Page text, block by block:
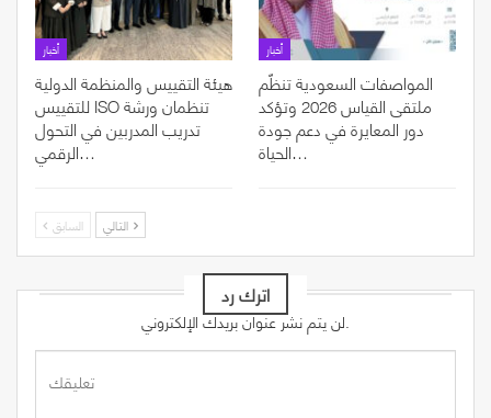
أخبار
هيئة التقييس والمنظمة الدولية
للتقييس ISO تنظمان ورشة
تدريب المدربين في التحول
الرقمي…
أخبار
المواصفات السعودية تنظّم
ملتقى القياس 2026 وتؤكد
دور المعايرة في دعم جودة
الحياة…
السابق
اترك رد
لن يتم نشر عنوان بريدك الإلكتروني.